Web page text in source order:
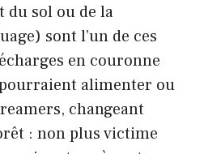
du sol ou de la
sont l’un de ces
en couronne
pourraient alimenter ou
changeant
: non plus victime